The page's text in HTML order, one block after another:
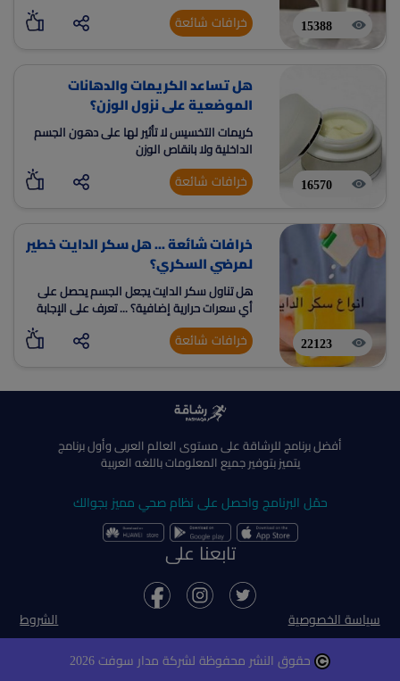
15388
اللسان
خرافات شائعة
16570
هل تساعد الكريمات والدهانات
الموضعية على نزول الوزن؟
كريمات التخسيس لا تأثير لها على دهون الجسم
الداخلية ولا بانقاص الوزن
خرافات شائعة
22123
خرافات شائعة ... هل سكر الدايت خطير
لمرضي السكري؟
هل تناول سكر الدايت يجعل الجسم يحصل على
أي سعرات حرارية إضافية؟ ... تعرف على الإجابة
خرافات شائعة
أفضل برنامج للرشاقة على مستوى العالم العربى وأول برنامج
يتميز بتوفير جميع المعلومات باللغه العربية
حمّل البرنامج واحصل على نظام صحي مميز بجوالك
تابعنا على
سياسة الخصوصية الشروط
حقوق النشر محفوظة لشركة مدار سوفت 2026